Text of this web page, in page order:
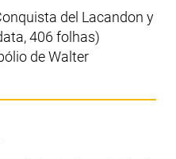
del Lacandon y
406 folhas)
de Walter